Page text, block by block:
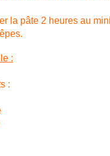
la pâte 2 heures au
:
: